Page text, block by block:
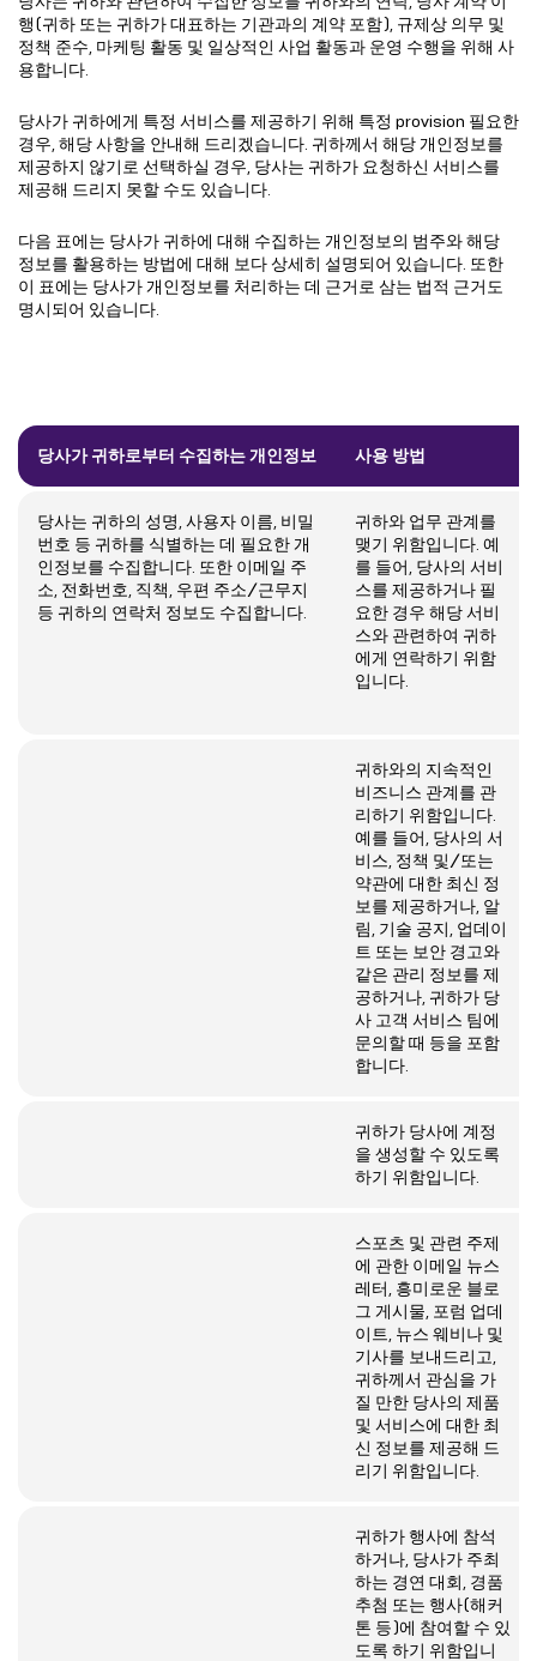
행(귀하 또는 귀하가 대표하는 기관과의 계약 포함), 규제상 의무 및
정책 준수, 마케팅 활동 및 일상적인 사업 활동과 운영 수행을 위해 사
용합니다.
당사가 귀하에게 특정 서비스를 제공하기 위해 특정 provision 필요한
경우, 해당 사항을 안내해 드리겠습니다. 귀하께서 해당 개인정보를
제공하지 않기로 선택하실 경우, 당사는 귀하가 요청하신 서비스를
제공해 드리지 못할 수도 있습니다.
다음 표에는 당사가 귀하에 대해 수집하는 개인정보의 범주와 해당
정보를 활용하는 방법에 대해 보다 상세히 설명되어 있습니다. 또한
이 표에는 당사가 개인정보를 처리하는 데 근거로 삼는 법적 근거도
명시되어 있습니다.
당사가 귀하로부터 수집하는 개인정보 사용 방법
당사는 귀하의 성명, 사용자 이름, 비밀
번호 등 귀하를 식별하는 데 필요한 개
인정보를 수집합니다. 또한 이메일 주
소, 전화번호, 직책, 우편 주소/근무지
등 귀하의 연락처 정보도 수집합니다.
귀하와 업무 관계를
맺기 위함입니다. 예
를 들어, 당사의 서비
스를 제공하거나 필
요한 경우 해당 서비
스와 관련하여 귀하
에게 연락하기 위함
입니다.
귀하와의 지속적인
비즈니스 관계를 관
리하기 위함입니다.
예를 들어, 당사의 서
비스, 정책 및/또는
약관에 대한 최신 정
보를 제공하거나, 알
림, 기술 공지, 업데이
트 또는 보안 경고와
같은 관리 정보를 제
공하거나, 귀하가 당
사 고객 서비스 팀에
문의할 때 등을 포함
합니다.
귀하가 당사에 계정
을 생성할 수 있도록
하기 위함입니다.
스포츠 및 관련 주제
에 관한 이메일 뉴스
레터, 흥미로운 블로
그 게시물, 포럼 업데
이트, 뉴스 웨비나 및
기사를 보내드리고,
귀하께서 관심을 가
질 만한 당사의 제품
및 서비스에 대한 최
신 정보를 제공해 드
리기 위함입니다.
귀하가 행사에 참석
하거나, 당사가 주최
하는 경연 대회, 경품
추첨 또는 행사(해커
톤 등)에 참여할 수 있
도록 하기 위함입니